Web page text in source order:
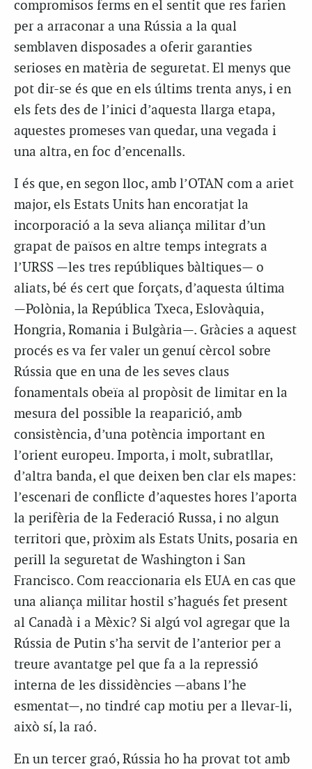
compromisos ferms en el sentit que res farien
per a arraconar a una Rússia a la qual
semblaven disposades a oferir garanties
serioses en matèria de seguretat. El menys que
pot dir-se és que en els últims trenta anys, i en
els fets des de l’inici d’aquesta llarga etapa,
aquestes promeses van quedar, una vegada i
una altra, en foc d’encenalls.
I és que, en segon lloc, amb l’OTAN com a ariet
major, els Estats Units han encoratjat la
incorporació a la seva aliança militar d’un
grapat de països en altre temps integrats a
l’URSS —les tres repúbliques bàltiques— o
aliats, bé és cert que forçats, d’aquesta última
—Polònia, la República Txeca, Eslovàquia,
Hongria, Romania i Bulgària—. Gràcies a aquest
procés es va fer valer un genuí cèrcol sobre
Rússia que en una de les seves claus
fonamentals obeïa al propòsit de limitar en la
mesura del possible la reaparició, amb
consistència, d’una potència important en
l’orient europeu. Importa, i molt, subratllar,
d’altra banda, el que deixen ben clar els mapes:
l’escenari de conflicte d’aquestes hores l’aporta
la perifèria de la Federació Russa, i no algun
territori que, pròxim als Estats Units, posaria en
perill la seguretat de Washington i San
Francisco. Com reaccionaria els EUA en cas que
una aliança militar hostil s’hagués fet present
al Canadà i a Mèxic? Si algú vol agregar que la
Rússia de Putin s’ha servit de l’anterior per a
treure avantatge pel que fa a la repressió
interna de les dissidències —abans l’he
esmentat—, no tindré cap motiu per a llevar-li,
això sí, la raó.
En un tercer graó, Rússia ho ha provat tot amb